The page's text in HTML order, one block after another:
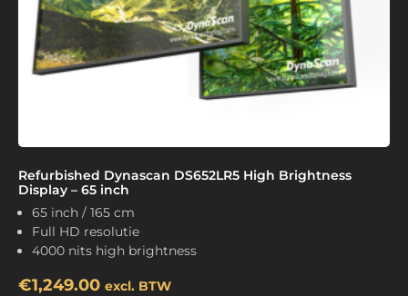
Refurbished Dynascan DS652LR5 High Brightness
Display – 65 inch
65 inch / 165 cm
Full HD resolutie
4000 nits high brightness
€1,249.00 excl. BTW